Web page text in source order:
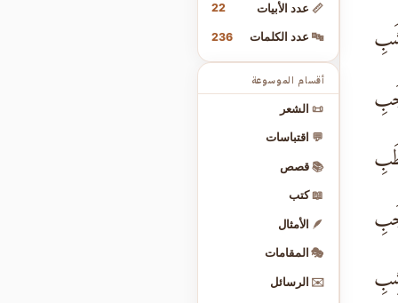
📏 عدد الأبيات 22
🔤 عدد الكلمات 236
أقسام الموسوعة
📜 الشعر
💬 اقتباسات
📚 قصص
📖 كتب
🪶 الأمثال
🎭 المقامات
✉️ الرسائل